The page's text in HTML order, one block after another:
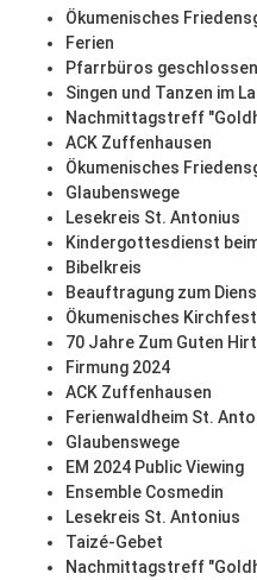
Ökumenisches
Ferien
Pfarrbüros geschlossen
Singen und Tanzen im
Nachmittagstreff
ACK Zuffenhausen
Ökumenisches
Glaubenswege
Lesekreis St. Antonius
Kindergottesdienst
Bibelkreis
Beauftragung zum
Ökumenisches
70 Jahre Zum Guten
Firmung 2024
ACK Zuffenhausen
Ferienwaldheim St.
Glaubenswege
EM 2024 Public Viewing
Ensemble Cosmedin
Lesekreis St. Antonius
Taizé-Gebet
Nachmittagstreff